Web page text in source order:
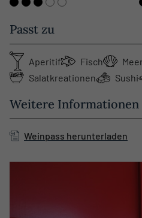
Passt zu
Aperitif Fisch
Salatkreationen
Sushi
Weitere Informationen
Weinpass herunterladen